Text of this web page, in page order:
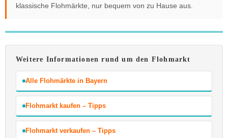
klassische Flohmärkte, nur bequem von zu Hause aus.
Weitere Informationen rund um den Flohmarkt
Alle Flohmärkte in Bayern
Flohmarkt kaufen – Tipps
Flohmarkt verkaufen – Tipps